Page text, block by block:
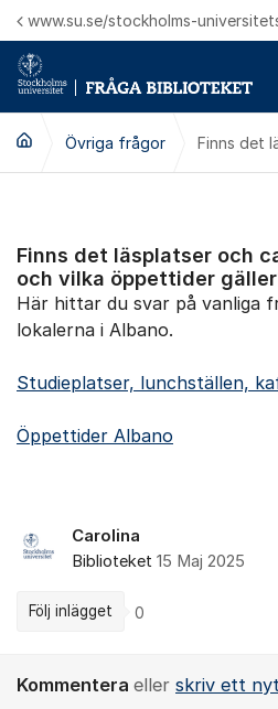
Hoppa till innehåll
www.su.se/stockholms-
Övriga frågor
Finns det läsplatser och
och vilka öppettider
Här hittar du svar på vanliga
lokalerna i Albano.
Studieplatser, lunchställen,
Öppettider Albano
Carolina
Biblioteket 15 Maj 2025
Följ inlägget 0
Kommentera eller skriv ett